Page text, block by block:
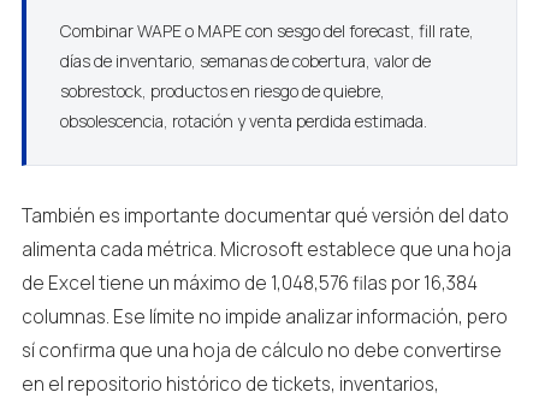
Combinar WAPE o MAPE con sesgo del forecast, fill rate,
días de inventario, semanas de cobertura, valor de
sobrestock, productos en riesgo de quiebre,
obsolescencia, rotación y venta perdida estimada.
También es importante documentar qué versión del dato
alimenta cada métrica. Microsoft establece que una hoja
de Excel tiene un máximo de 1,048,576 filas por 16,384
columnas. Ese límite no impide analizar información, pero
sí confirma que una hoja de cálculo no debe convertirse
en el repositorio histórico de tickets, inventarios,